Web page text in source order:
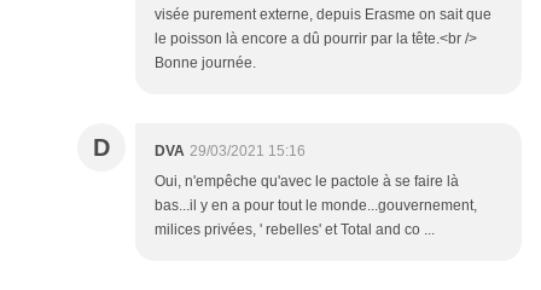
visée purement externe, depuis Erasme on sait que
le poisson là encore a dû pourrir par la tête.<br />
Bonne journée.
D DVA 29/03/2021 15:16
Oui, n'empêche qu'avec le pactole à se faire là
bas...il y en a pour tout le monde...gouvernement,
milices privées, ' rebelles' et Total and co ...